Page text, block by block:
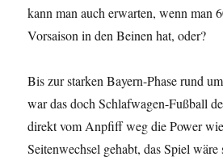
kann man auch erwarten, wenn man
Vorsaison in den Beinen hat, oder?
Bis zur starken Bayern-Phase rund
war das doch Schlafwagen-Fußball
direkt vom Anpfiff weg die Power
Seitenwechsel gehabt, das Spiel